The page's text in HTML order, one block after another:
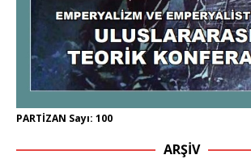
PARTİZAN Sayı: 100
ARŞIV